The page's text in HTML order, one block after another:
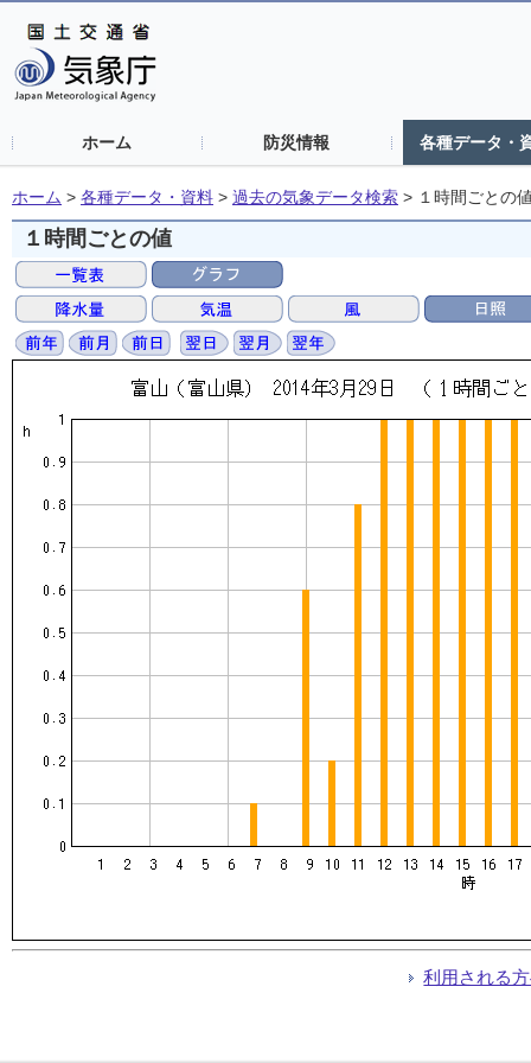
ホーム 防災情報 各種データ・
ホーム > 各種データ・資料 > 過去の気象データ検索 > １時間ごとの
１時間ごとの値
利用される